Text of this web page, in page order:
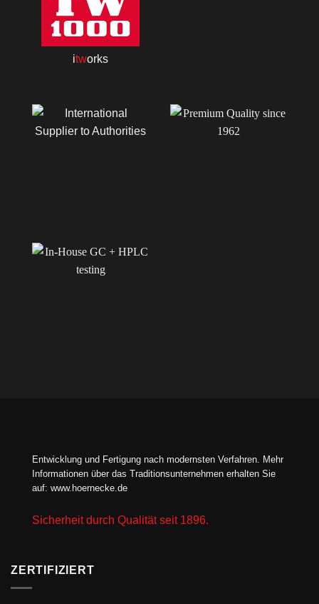
itworks
Entwicklung und Fertigung nach modernsten Verfahren. Mehr
Informationen über das Traditionsunternehmen erhalten Sie
auf: www.hoernecke.de
Sicherheit durch Qualität seit 1896.
ZERTIFIZIERT